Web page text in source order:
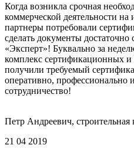
Когда возникла срочная
коммерческой деятельности
партнеры потребовали
сделать документы
«Эксперт»! Буквально за
комплекс сертификационных
получили требуемый
оперативно, профессионально
сотрудничество!
Петр Андреевич, строительная
21 04 2019